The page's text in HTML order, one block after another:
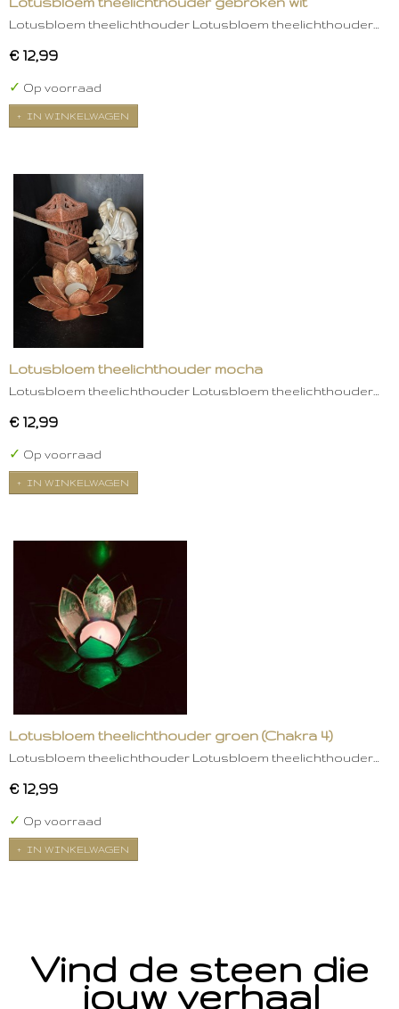
Lotusbloem theelichthouder Lotusbloem theelichthouder…
€ 12,99
✓ Op voorraad
IN WINKELWAGEN
Lotusbloem theelichthouder mocha
Lotusbloem theelichthouder Lotusbloem theelichthouder…
€ 12,99
✓ Op voorraad
IN WINKELWAGEN
Lotusbloem theelichthouder groen (Chakra 4)
Lotusbloem theelichthouder Lotusbloem theelichthouder…
€ 12,99
✓ Op voorraad
IN WINKELWAGEN
Vind de steen die
jouw verhaal